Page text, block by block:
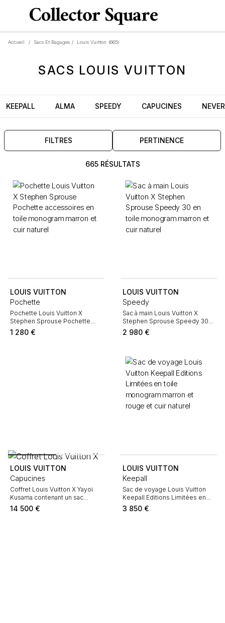
Accueil / Sacs Et Bagages / Louis Vuitton (665)
SACS LOUIS VUITTON
KEEPALL ALMA SPEEDY CAPUCINES
FILTRES PERTINENCE
665 RÉSULTATS
LOUIS VUITTON
Pochette
Pochette Louis Vuitton X
Stephen Sprouse Pochette
accessoires en toile monogram
marron et cuir naturel
1 280 €
LOUIS VUITTON
Speedy
Sac à main Louis Vuitton X
Stephen Sprouse Speedy 30
en toile monogram marron et
cuir naturel
2 980 €
LOUIS VUITTON
Capucines
Coffret Louis Vuitton X Yayoi
Kusama contenant un sac
Capucines, un parfum "Attrape-
rêves", un collier, un foulard et
14 500 €
LOUIS VUITTON
Keepall
Sac de voyage Louis Vuitton
Keepall Editions Limitées en
toile monogram marron et rouge
et cuir naturel
3 850 €